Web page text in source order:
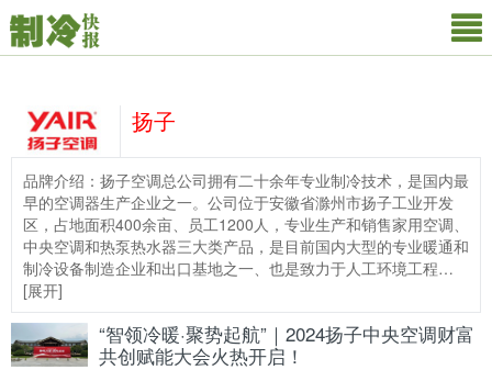
扬子
品牌介绍：扬子空调总公司拥有二十余年专业制冷技术，是国内最
早的空调器生产企业之一。公司位于安徽省滁州市扬子工业开发
区，占地面积400余亩、员工1200人，专业生产和销售家用空调、
中央空调和热泵热水器三大类产品，是目前国内大型的专业暖通和
制冷设备制造企业和出口基地之一、也是致力于人工环境工程…
[展开]
“智领冷暖·聚势起航”｜2024扬子中央空调财富
共创赋能大会火热开启！